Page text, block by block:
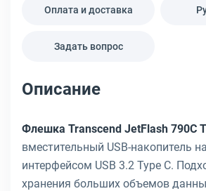
Оплата и доставка
Задать вопрос
Описание
Флешка Transcend JetFlash 790C
вместительный USB-накопитель на
интерфейсом USB 3.2 Type C.
хранения больших объемов